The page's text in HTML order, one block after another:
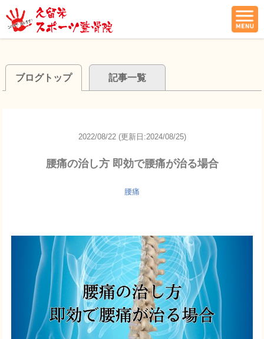
ブログトップ 記事一覧
2022/08/22 (更新日:2024/08/25)
腰痛の治し方 即効で腰痛が治る場合
腰痛